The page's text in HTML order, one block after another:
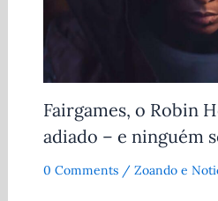
Fairgames, o Robin
adiado – e ninguém
0 Comments / Zoando e